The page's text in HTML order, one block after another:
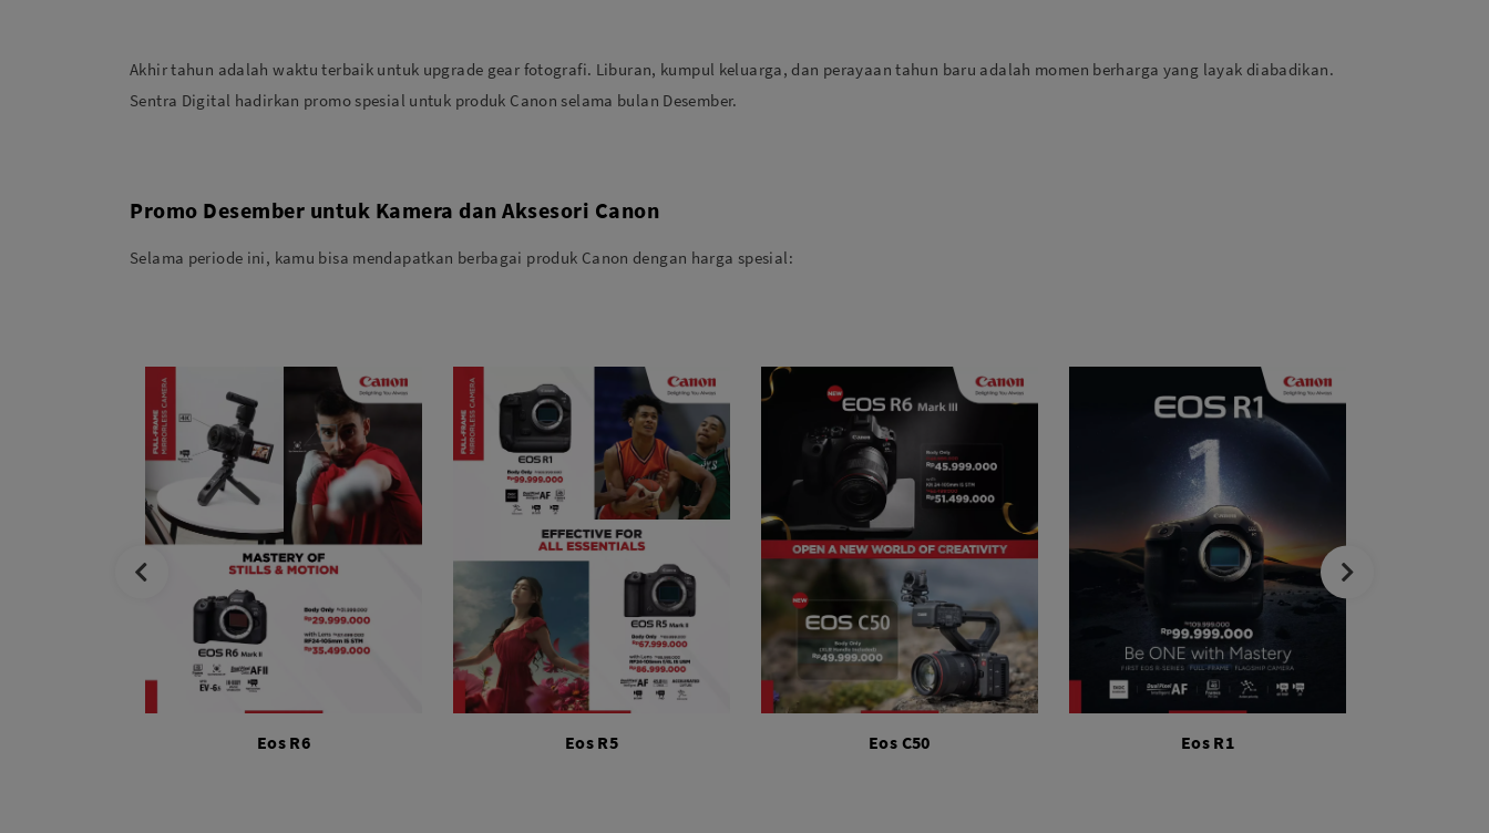
Akhir tahun adalah waktu terbaik untuk upgrade gear fotografi. Liburan, kumpul keluarga, dan perayaan tahun baru adalah momen berharga yang layak diabadikan.
Sentra Digital hadirkan promo spesial untuk produk Canon selama bulan Desember.
Promo Desember untuk Kamera dan Aksesori Canon
Selama periode ini, kamu bisa mendapatkan berbagai produk Canon dengan harga spesial:
Eos R6 Eos R5 Eos C50 Eos R1